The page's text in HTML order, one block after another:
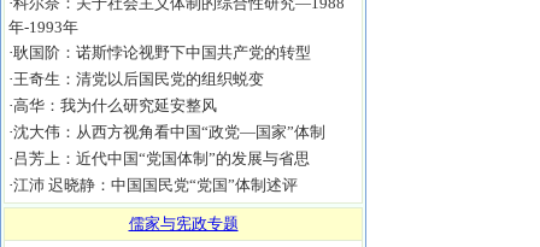
年-1993年
·耿国阶：诺斯悖论视野下中国共产党的转型
·王奇生：清党以后国民党的组织蜕变
·高华：我为什么研究延安整风
·沈大伟：从西方视角看中国“政党—国家”体制
·吕芳上：近代中国“党国体制”的发展与省思
·江沛 迟晓静：中国国民党“党国”体制述评
儒家与宪政专题